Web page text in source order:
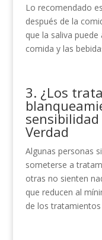
Lo recomendado
después de la
que la saliva
comida y las
3. ¿Los
sensibilidad
Verdad
Algunas personas
someterse a
otras no sienten
que reducen al
de los